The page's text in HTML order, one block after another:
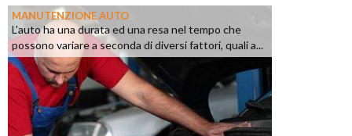
MANUTENZIONE AUTO
L'auto ha una durata ed una resa nel tempo che
possono variare a seconda di diversi fattori, quali a...